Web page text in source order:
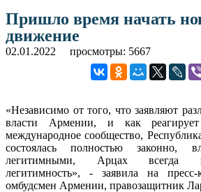
Пришло время начать
движение
02.01.2022 просмотры: 5667
«Независимо от того, что заявляют
власти Армении, и как
международное сообщество,
состоялась полностью законно,
легитимными, Арцах всегда
легитимность», - заявила на
омбудсмен Армении, правозащитник